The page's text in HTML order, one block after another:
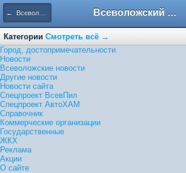
← Всеволожские новости Всеволожский форум
Категории Смотреть всё →
Город, достопримечательности
Новости
Всеволожские новости
Другие новости
Новости сайта
Спецпроект ВсевПил
Спецпроект АвтоХАМ
Справочник
Коммерческие организации
Государственные
ЖКХ
Реклама
Акции
О сайте